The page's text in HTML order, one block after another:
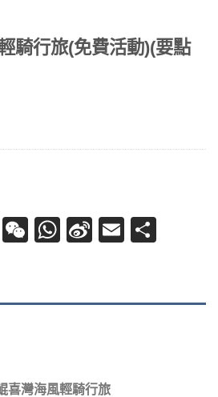
騎行旅(免費活動)(要點
LineWeChat
WhatsApp
SinaEmail
喜灣海風輕騎行旅